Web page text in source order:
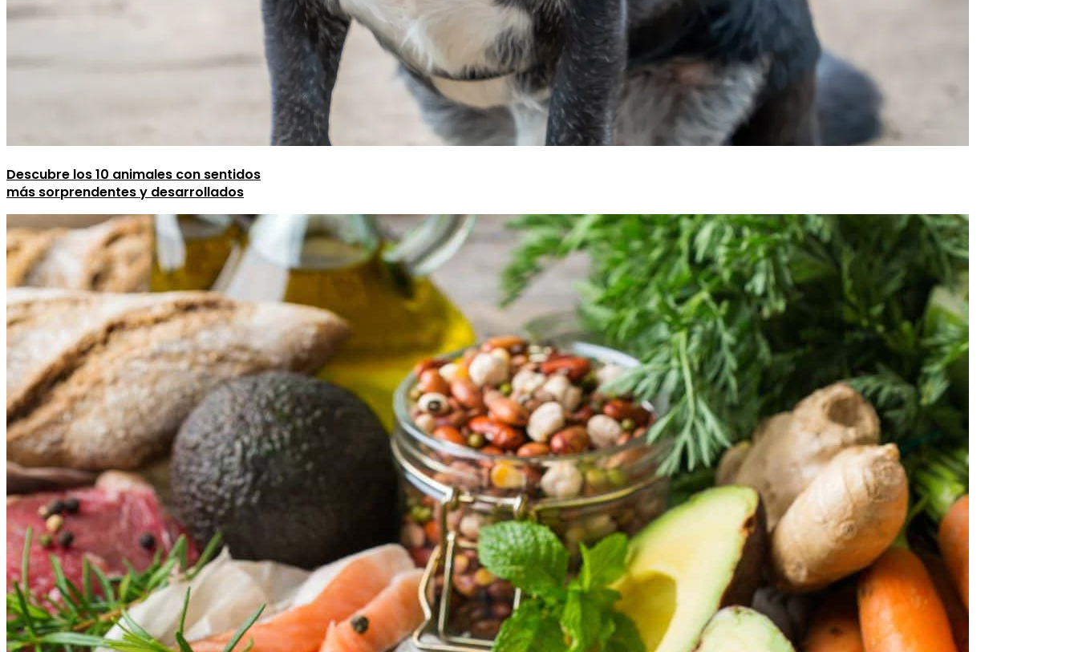
Descubre los 10 animales con sentidos
más sorprendentes y desarrollados